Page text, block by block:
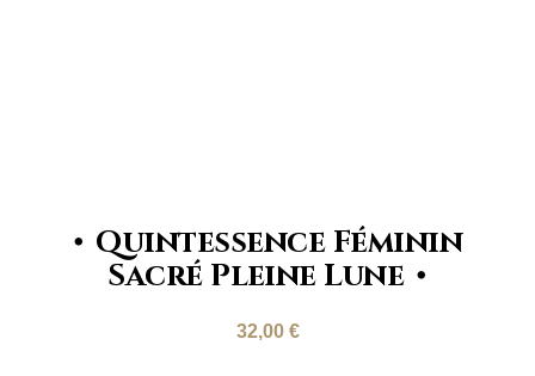
Quintessence Féminin
Sacré Pleine Lune
32,00 €